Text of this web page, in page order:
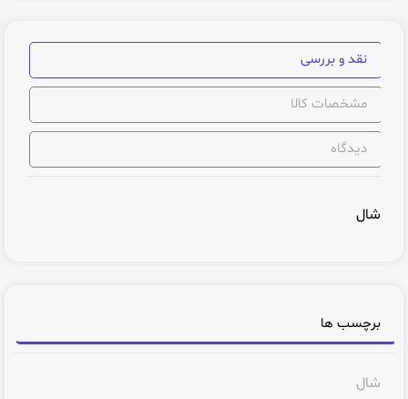
نقد و بررسی
مشخصات کالا
دیدگاه
شال
برچسب ها
شال